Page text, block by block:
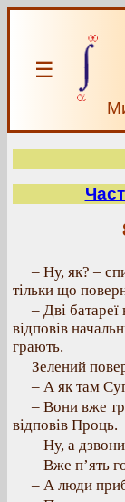
☰
– Ну, як? –
тільки що
– Дві батареї
відповів
грають.
Зелений
– А як там
– Вони вже
відповів Проць.
– Ну, а
– Вже п’ять
– А люди